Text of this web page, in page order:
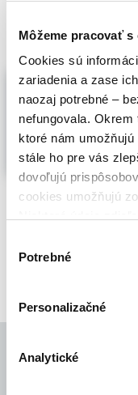
Môžeme pracovať
Cookies sú
zariadenia a zase
naozaj potrebné –
nefungovala.
ktoré nám
stále ho pre vás
dovoľujú
cookies umožňujú
cookies.
súhlasu
Potrebné
Personalizačné
Analytické
,